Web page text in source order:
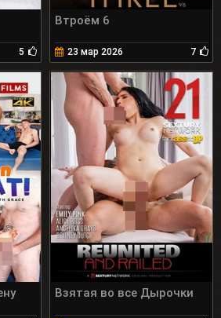
5
Втроём 6
23 мар 2026 7
Взятая во все Дырочки